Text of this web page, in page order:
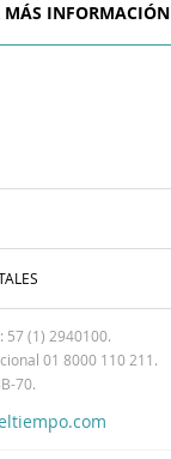
MÁS INFORMACIÓN
57 (1) 2940100.
01 8000 110 211.
70.